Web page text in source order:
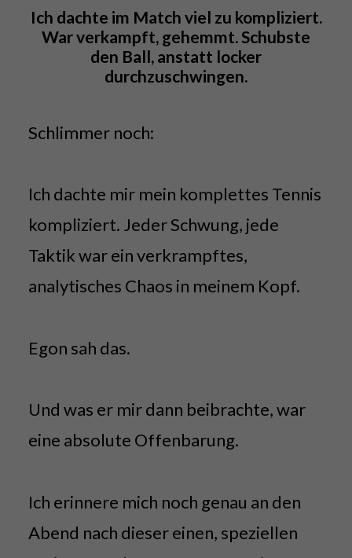
Ich dachte im Match viel zu kompliziert.
War verkampft, gehemmt. Schubste
den Ball, anstatt locker
durchzuschwingen.
Schlimmer noch:
Ich dachte mir mein komplettes Tennis
kompliziert. Jeder Schwung, jede
Taktik war ein verkrampftes,
analytisches Chaos in meinem Kopf.
Egon sah das.
Und was er mir dann beibrachte, war
eine absolute Offenbarung.
Ich erinnere mich noch genau an den
Abend nach dieser einen, speziellen